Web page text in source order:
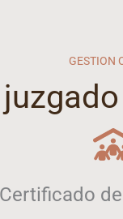
GESTION
Certificado